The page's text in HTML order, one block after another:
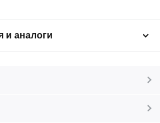
и аналоги